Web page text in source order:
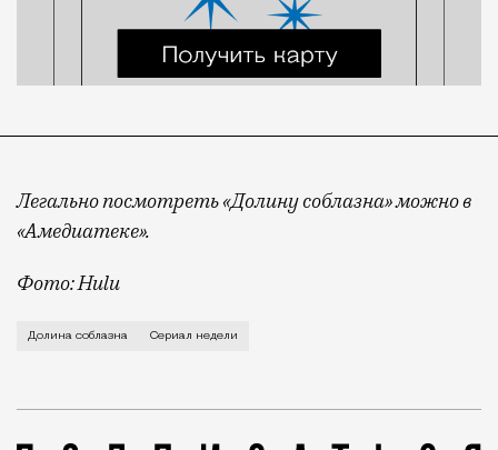
Легально посмотреть «Долину соблазна» можно в
«Амедиатеке».
Фото: Hulu
«Ты несешь первое, что приходит в голову, а
Долина соблазна Сериал недели